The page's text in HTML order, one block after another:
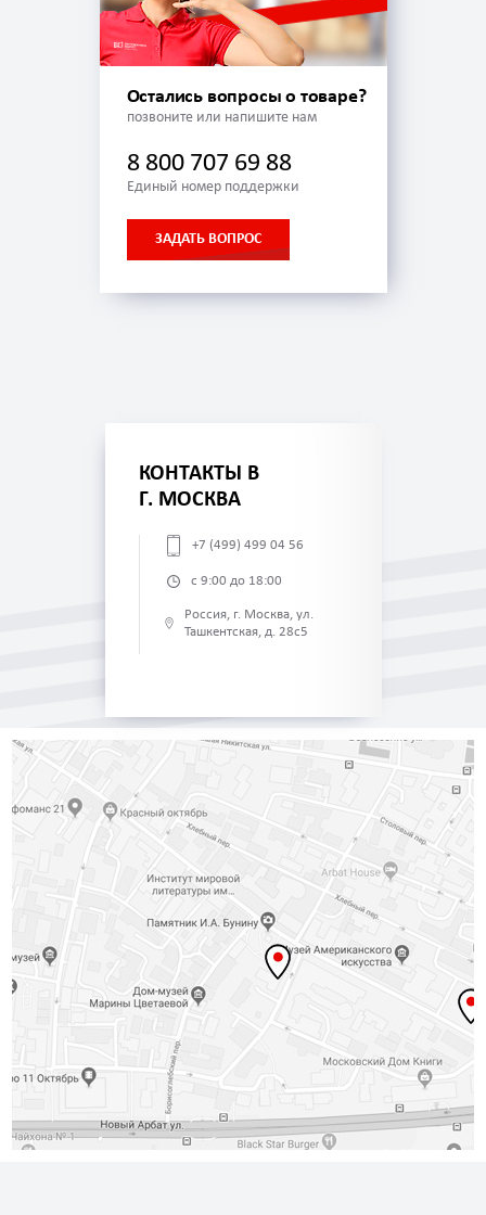
Остались вопросы о товаре?
позвоните или напишите нам
8 800 707 69 88
Единый номер поддержки
ЗАДАТЬ ВОПРОС
КОНТАКТЫ В
Г. МОСКВА
+7 (499) 499 04 56
с 9:00 до 18:00
Россия, г. Москва, ул.
Ташкентская, д. 28с5